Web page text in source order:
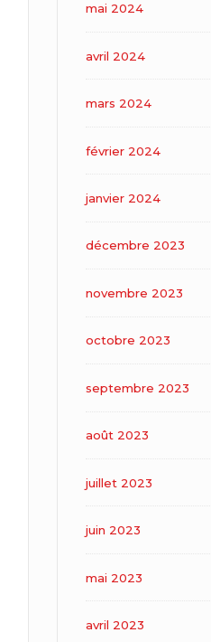
mai 2024
avril 2024
mars 2024
février 2024
janvier 2024
décembre 2023
novembre 2023
octobre 2023
septembre 2023
août 2023
juillet 2023
juin 2023
mai 2023
avril 2023